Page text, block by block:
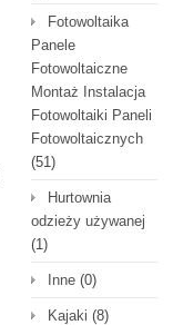
Fotowoltaika
Panele
Fotowoltaiczne
Montaż Instalacja
Fotowoltaiki Paneli
Fotowoltaicznych
(51)
Hurtownia
odzieży używanej
(1)
Inne (0)
Kajaki (8)